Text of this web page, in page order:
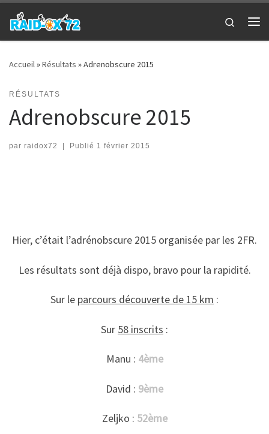
Passer au contenu
Search
Accueil»Résultats »Adrenobscure 2015
RÉSULTATS
Adrenobscure 2015
par raidox72 | Publié 1 février 2015
Hier, c’était l’adrénobscure 2015 organisée par les 2FR.
Les résultats sont déjà dispo, bravo pour la rapidité.
Sur le parcours découverte de 15 km :
Sur 58 inscrits :
Manu : 4ème
David : 9ème
Zeljko : 52ème